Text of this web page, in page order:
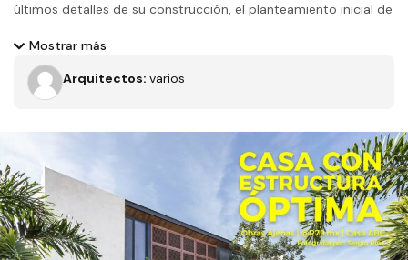
últimos detalles de su construcción, el planteamiento inicial de
gran rampa de acceso vehicular y nivelar el terreno a la altura
adecuada para lograr esta gran pieza
Mostrar más
Arquitectos: varios
Filtros